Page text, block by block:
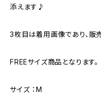
添えます♪
3枚目は着用画像であり、販
FREEサイズ商品となります。
サイズ ：M